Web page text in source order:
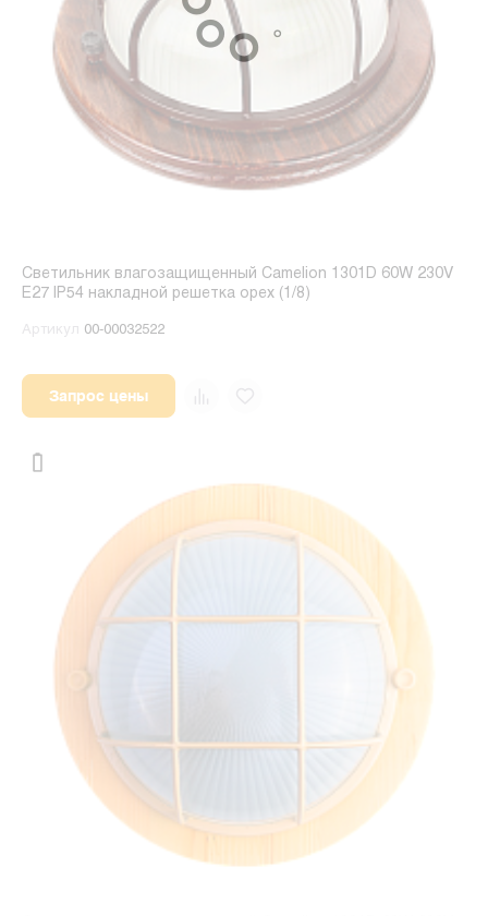
Светильник влагозащищенный Camelion 1301D 60W 230V
E27 IP54 накладной решетка орех (1/8)
Артикул 00-00032522
Запрос цены